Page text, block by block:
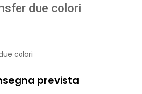
due colori
colori
prevista